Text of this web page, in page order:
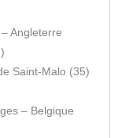
Angleterre
Saint-Malo (35)
– Belgique